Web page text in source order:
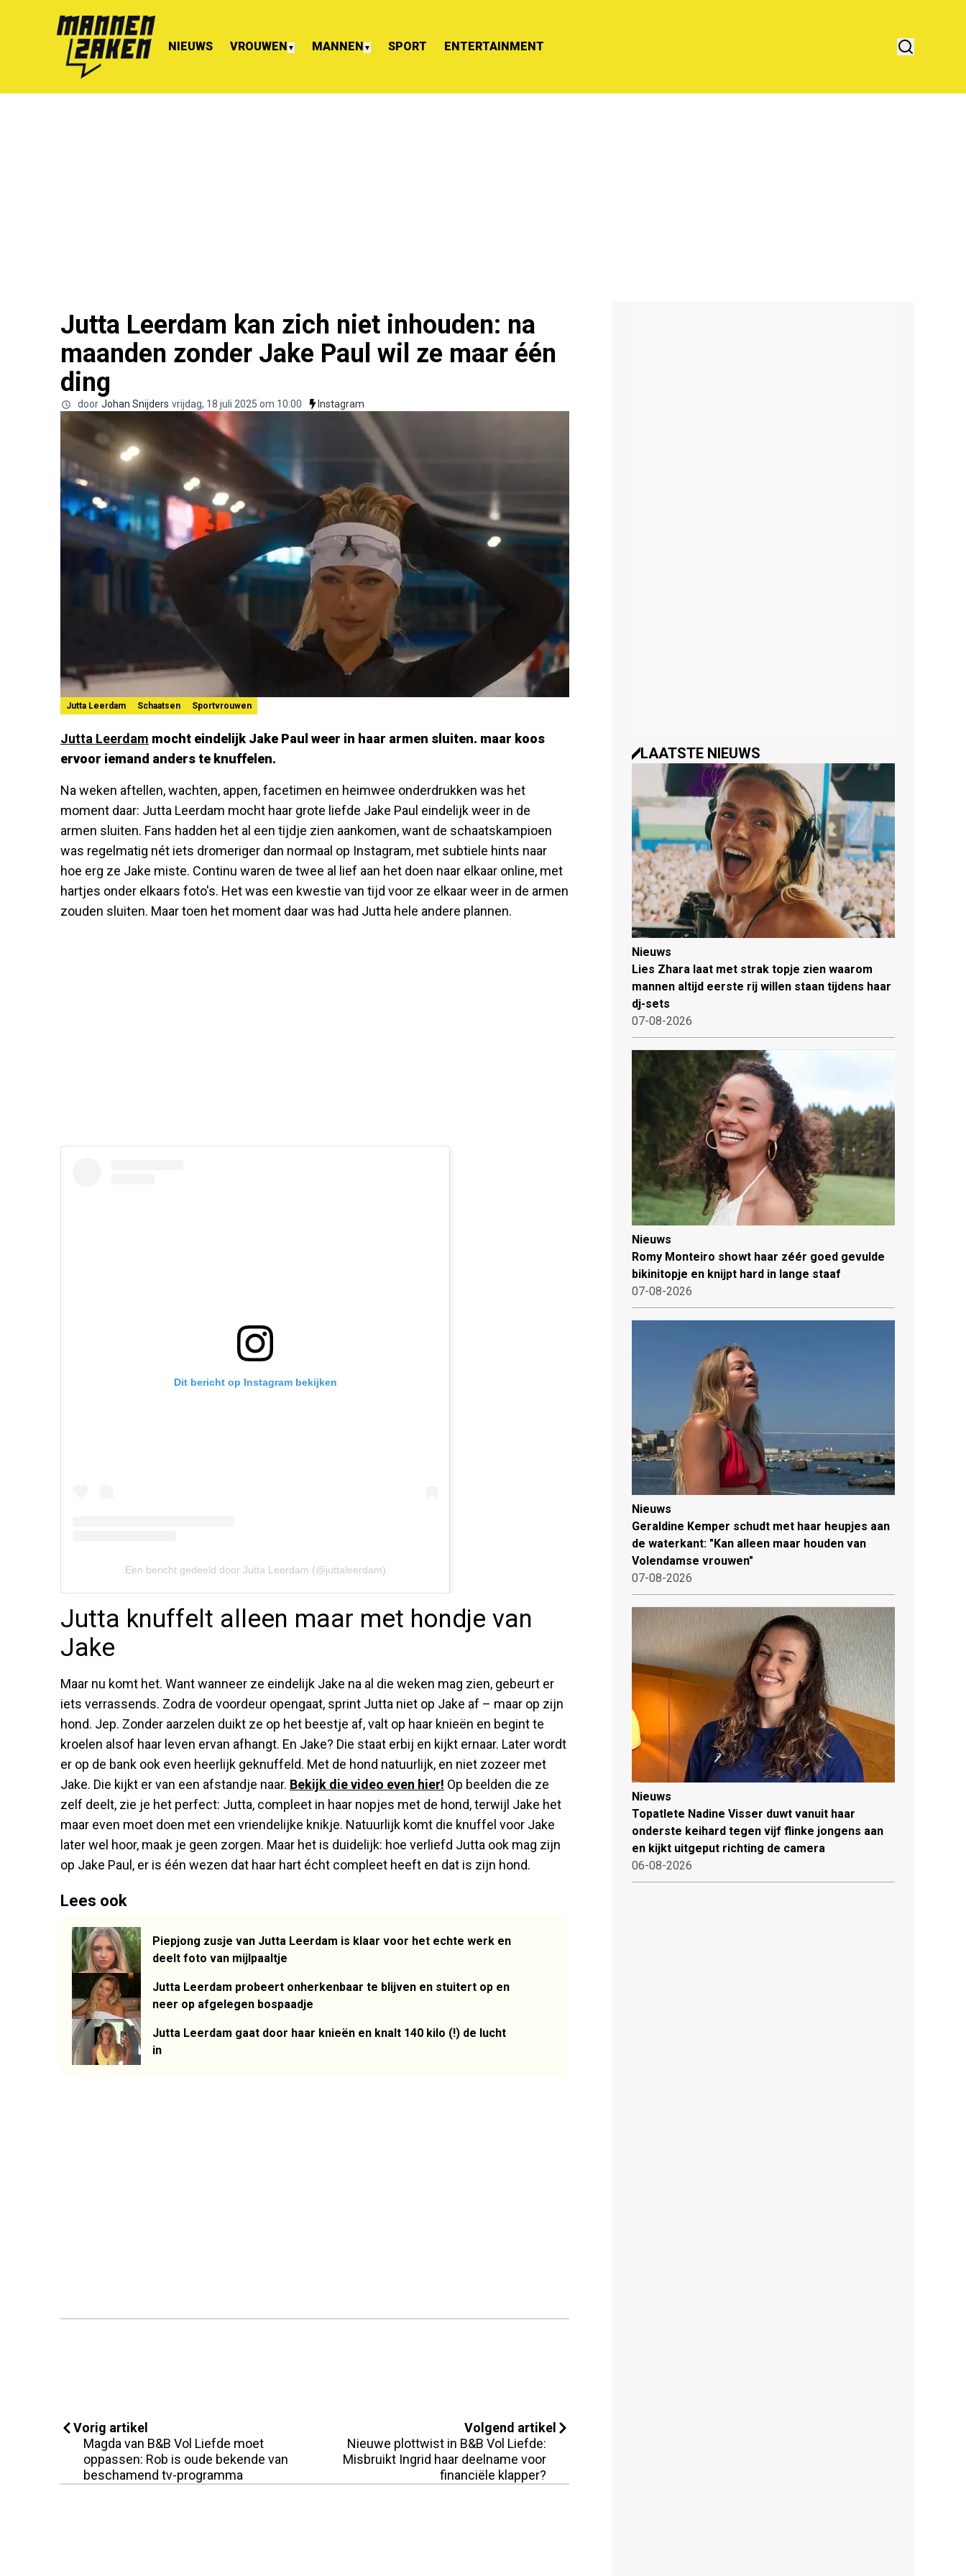
NIEUWS VROUWEN ▼ MANNEN ▼ SPORT ENTERTAINMENT
Jutta Leerdam kan zich niet inhouden: na
maanden zonder Jake Paul wil ze maar één
ding
door Johan Snijders vrijdag, 18 juli 2025 om 10:00 Instagram
Jutta Leerdam Schaatsen Sportvrouwen
Jutta Leerdam mocht eindelijk Jake Paul weer in haar armen sluiten. maar koos
ervoor iemand anders te knuffelen.
Na weken aftellen, wachten, appen, facetimen en heimwee onderdrukken was het
moment daar: Jutta Leerdam mocht haar grote liefde Jake Paul eindelijk weer in de
armen sluiten. Fans hadden het al een tijdje zien aankomen, want de schaatskampioen
was regelmatig nét iets dromeriger dan normaal op Instagram, met subtiele hints naar
hoe erg ze Jake miste. Continu waren de twee al lief aan het doen naar elkaar online, met
hartjes onder elkaars foto's. Het was een kwestie van tijd voor ze elkaar weer in de armen
zouden sluiten. Maar toen het moment daar was had Jutta hele andere plannen.
Dit bericht op Instagram bekijken
Een bericht gedeeld door Jutta Leerdam (@juttaleerdam)
Jutta knuffelt alleen maar met hondje van
Jake
Maar nu komt het. Want wanneer ze eindelijk Jake na al die weken mag zien, gebeurt er
iets verrassends. Zodra de voordeur opengaat, sprint Jutta niet op Jake af – maar op zijn
hond. Jep. Zonder aarzelen duikt ze op het beestje af, valt op haar knieën en begint te
kroelen alsof haar leven ervan afhangt. En Jake? Die staat erbij en kijkt ernaar. Later wordt
er op de bank ook even heerlijk geknuffeld. Met de hond natuurlijk, en niet zozeer met
Jake. Die kijkt er van een afstandje naar. Bekijk die video even hier! Op beelden die ze
zelf deelt, zie je het perfect: Jutta, compleet in haar nopjes met de hond, terwijl Jake het
maar even moet doen met een vriendelijke knikje. Natuurlijk komt die knuffel voor Jake
later wel hoor, maak je geen zorgen. Maar het is duidelijk: hoe verliefd Jutta ook mag zijn
op Jake Paul, er is één wezen dat haar hart écht compleet heeft en dat is zijn hond.
Lees ook
Piepjong zusje van Jutta Leerdam is klaar voor het echte werk en
deelt foto van mijlpaaltje
Jutta Leerdam probeert onherkenbaar te blijven en stuitert op en
neer op afgelegen bospaadje
Jutta Leerdam gaat door haar knieën en knalt 140 kilo (!) de lucht
in
Vorig artikel
Magda van B&B Vol Liefde moet
oppassen: Rob is oude bekende van
beschamend tv-programma
Volgend artikel
Nieuwe plottwist in B&B Vol Liefde:
Misbruikt Ingrid haar deelname voor
financiële klapper?
LAATSTE NIEUWS
Nieuws
Lies Zhara laat met strak topje zien waarom
mannen altijd eerste rij willen staan tijdens haar
dj-sets
07-08-2026
Nieuws
Romy Monteiro showt haar zéér goed gevulde
bikinitopje en knijpt hard in lange staaf
07-08-2026
Nieuws
Geraldine Kemper schudt met haar heupjes aan
de waterkant: "Kan alleen maar houden van
Volendamse vrouwen"
07-08-2026
Nieuws
Topatlete Nadine Visser duwt vanuit haar
onderste keihard tegen vijf flinke jongens aan
en kijkt uitgeput richting de camera
06-08-2026